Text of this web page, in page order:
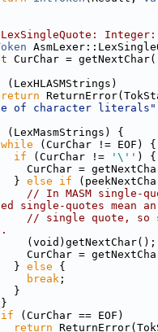
CurChar =
(LexHLASMStrings)
return
of character literals"
(LexMasmStrings) {
while (CurChar != EOF) {
if (CurChar != '\'' ) {
CurChar =
}
else if
// In MASM single-
single-quotes mean an
// single quote, so
(void)getNextChar();
CurChar =
}
else {
break ;
}
if (CurChar == EOF)
return